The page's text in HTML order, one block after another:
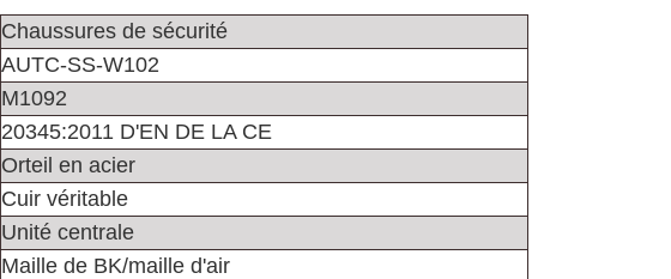
Chaussures de sécurité
AUTC-SS-W102
M1092
20345:2011 D'EN DE LA CE
Orteil en acier
Cuir véritable
Unité centrale
Maille de BK/maille d'air